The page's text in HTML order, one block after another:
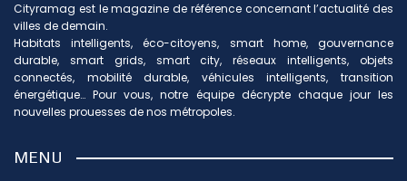
Cityramag est le magazine de référence concernant l’actualité des
villes de demain.
Habitats intelligents, éco-citoyens, smart home, gouvernance
durable, smart grids, smart city, réseaux intelligents, objets
connectés, mobilité durable, véhicules intelligents, transition
énergétique… Pour vous, notre équipe décrypte chaque jour les
nouvelles prouesses de nos métropoles.
MENU